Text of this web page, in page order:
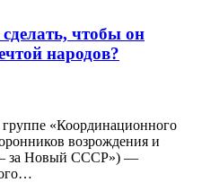
чтобы он
народов?
«Координационного
возрождения и
за Новый СССР») —